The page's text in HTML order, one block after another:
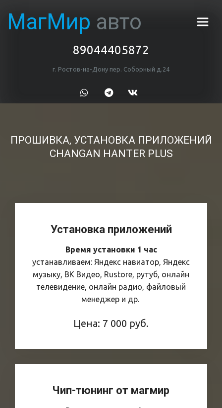
МагМир авто
89044405872
г. Ростов-на-Дону пер. Соборный д.24
ПРОШИВКА, УСТАНОВКА ПРИЛОЖЕНИЙ
CHANGAN HANTER PLUS
Установка приложений
Цена: 7 000 руб.
Время установки 1 час
устанавливаем: Яндекс навиатор, Яндекс
музыку, ВК Видео, Rustore, рутуб, онлайн
телевидение, онлайн радио, файловый
менеджер и др.
Чип-тюнинг от магмир